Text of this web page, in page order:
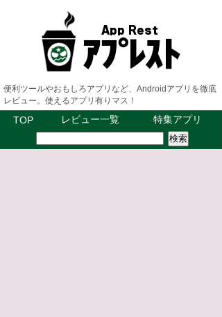
便利ツールやおもしろアプリなど、Androidアプリを徹底
レビュー。使えるアプリ有りマス！
TOP レビュー一覧 特集アプリ